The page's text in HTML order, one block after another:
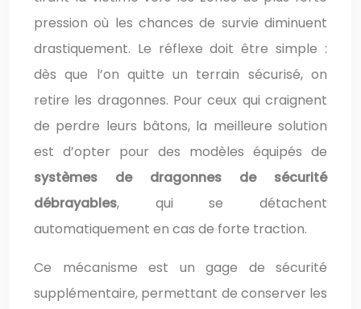
pression où les chances de survie diminuent
drastiquement. Le réflexe doit être simple :
dès que l’on quitte un terrain sécurisé, on
retire les dragonnes. Pour ceux qui craignent
de perdre leurs bâtons, la meilleure solution
est d’opter pour des modèles équipés de
systèmes de dragonnes de sécurité
débrayables, qui se détachent
automatiquement en cas de forte traction.
Ce mécanisme est un gage de sécurité
supplémentaire, permettant de conserver les